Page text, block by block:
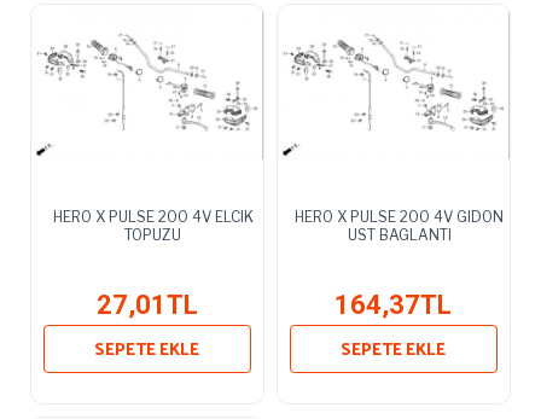
HERO X PULSE 200 4V ELCIK
TOPUZU
27,01TL
SEPETE EKLE
HERO X PULSE 200 4V GIDON
UST BAGLANTI
164,37TL
SEPETE EKLE